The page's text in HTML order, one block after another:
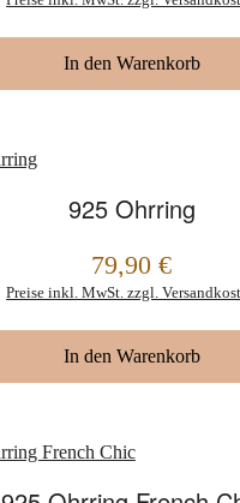
In den Warenkorb
925 Ohrring
79,90 €
Preise inkl. MwSt. zzgl.
In den Warenkorb